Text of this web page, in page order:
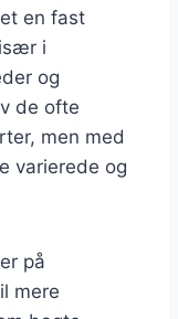
en fast
i
og
de ofte
men med
varierede og
på
mere